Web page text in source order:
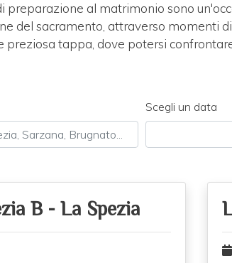
preparazione al matrimonio sono
del sacramento, attraverso momenti
preziosa tappa, dove potersi
Scegli un data
B - La Spezia